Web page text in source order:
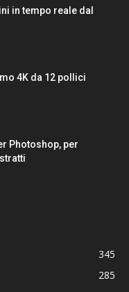
in tempo reale dal
4K da 12 pollici
Photoshop, per
345
285